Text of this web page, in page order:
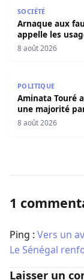
SOCIÉTÉ
Arnaque aux
appelle les
8 août 2026
POLITIQUE
Aminata Touré
une majorité
8 août 2026
1
Ping : Vers un
Le Sénégal
Laisser un